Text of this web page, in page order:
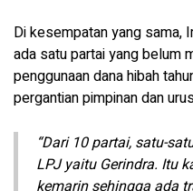
Di kesempatan yang sama,
ada satu partai yang belum
penggunaan dana hibah
pergantian pimpinan dan
“Dari 10 partai, satu-
LPJ yaitu Gerindra. Itu
kemarin sehingga ada